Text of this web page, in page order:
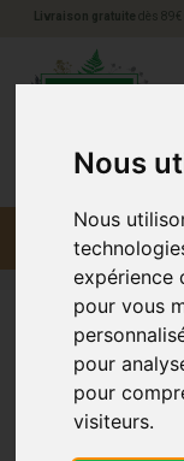
Nous
Nous
expérience
pour vous
pour
pour
visiteurs.
Livraison gratuite dès 89€